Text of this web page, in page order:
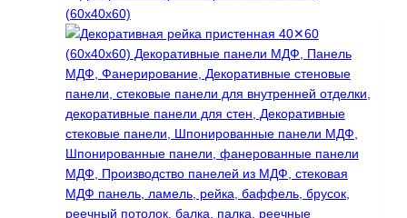
вариаций.
Опции
можно
выбрать
на
странице
товара.